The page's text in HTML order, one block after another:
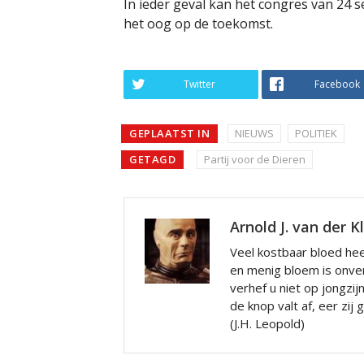
In ieder geval kan het congres van
het oog op de toekomst.
Twitter Facebook
GEPLAATST IN NIEUWS
POLITIEK
GETAGD
Partij voor de Dieren
Arnold J. van der
Veel kostbaar bloed
en menig bloem is
verhef u niet op
de knop valt af, eer zij
(J.H. Leopold)